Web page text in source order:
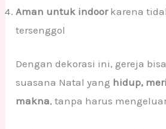
Aman untuk indoorkarena
tersenggol
Dengan dekorasi ini, gereja
suasana Natal yang hidup,
makna, tanpa harus